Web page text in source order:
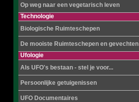
Op weg naar een vegetarisch leven
Technologie
Biologische Ruimteschepen
De mooiste Ruimteschepen en gevechten
Ufologie
Als UFO's bestaan - stel je voor...
Persoonlijke getuigenissen
UFO Documentaires